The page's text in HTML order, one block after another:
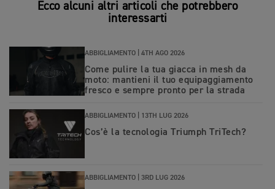
Ecco alcuni altri articoli che potrebbero
interessarti
ABBIGLIAMENTO | 4TH AGO 2026
Come pulire la tua giacca in mesh da
moto: mantieni il tuo equipaggiamento
fresco e sempre pronto per la strada
ABBIGLIAMENTO | 13TH LUG 2026
Cos’è la tecnologia Triumph TriTech?
ABBIGLIAMENTO | 3RD LUG 2026